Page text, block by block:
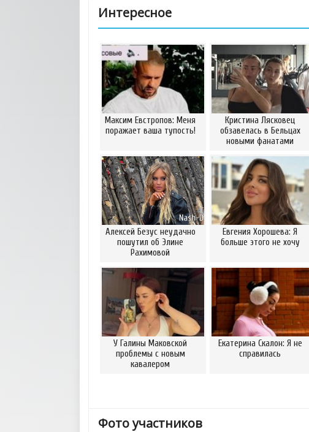
Интересное
Максим Евстропов: Меня
поражает ваша тупость!
Кристина Лясковец
обзавелась в Бельцах
новыми фанатами
Алексей Безус неудачно
пошутил об Элине
Рахимовой
Евгения Хорошева: Я
больше этого не хочу
У Галины Маковской
проблемы с новым
кавалером
Екатерина Скалон: Я не
справилась
Фото участников